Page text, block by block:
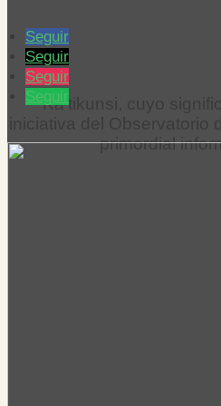
Ka’tikunsi, cuyo
primordial
Seguir
Seguir
Seguir
Seguir